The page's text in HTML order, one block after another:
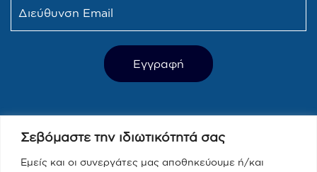
Σεβόμαστε την ιδιωτικότητά σας
Εμείς και οι συνεργάτες μας αποθηκεύουμε ή/και
Παραπολιτικά 90.1 / Δημήτρης
Τάκης, Χριστίνα Κοραή